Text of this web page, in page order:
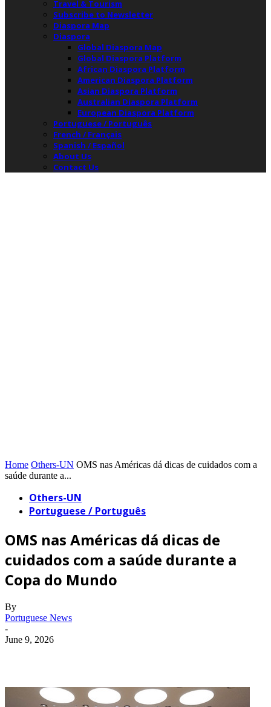
Travel & Tourism
Subscribe to Newsletter
Diaspora Map
Diaspora
Global Diaspora Map
Global Diaspora Platform
African Diaspora Platform
American Diaspora Platform
Asian Diaspora Platform
Australian Diaspora Platform
European Diaspora Platform
Portuguese / Português
French / Français
Spanish / Español
About Us
Contact Us
Home Others-UN OMS nas Américas dá dicas de cuidados com a
saúde durante a...
Others-UN
Portuguese / Português
OMS nas Américas dá dicas de
cuidados com a saúde durante a
Copa do Mundo
By
Portuguese News
-
June 9, 2026